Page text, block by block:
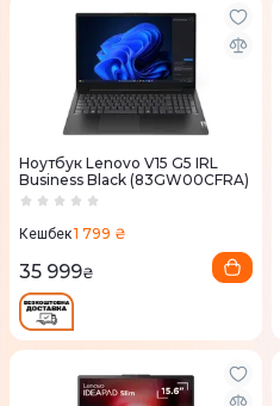
Ноутбук Lenovo V15 G5 IRL
Business Black (83GW00CFRA)
Кешбек1 799 ₴
35 999₴